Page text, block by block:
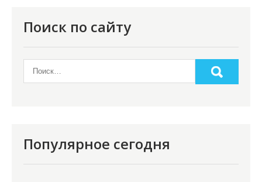
Поиск по сайту
Популярное сегодня